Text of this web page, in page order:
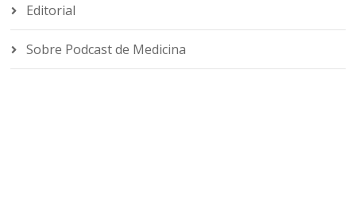
Editorial
Sobre Podcast de Medicina